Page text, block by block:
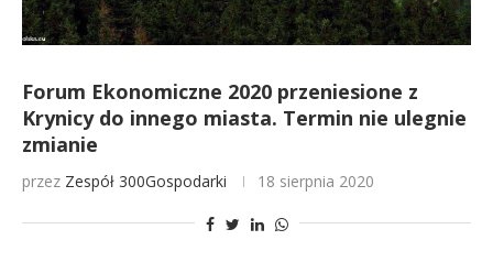
Forum Ekonomiczne 2020 przeniesione z
Krynicy do innego miasta. Termin nie ulegnie
zmianie
przez Zespół 300Gospodarki 18 sierpnia 2020